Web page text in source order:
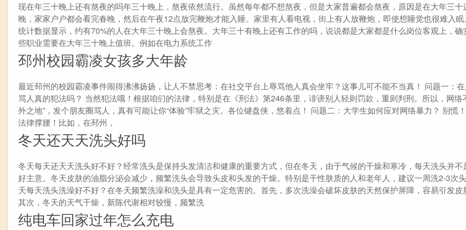
现在年三十晚上还有熬夜的吗年三十晚上，熬夜依然流行。虽然每年都不想熬夜，但是大家普遍都会熬夜，原因是在大年三十
晚，家家户户都会看完春晚，然后在午夜12点放完鞭炮才能入睡。家里有人看电视，街上有人放鞭炮，即使想睡觉也很难入
统计数据显示，约有70%的人在大年三十晚上会熬夜。大年三十有晚上还有工作的吗，说说都是大家都是什么岗位客观上，确
些职业需要在大年三十晚上值班。例如在电力系统工作
邳州校园霸凌女孩多大年龄
最近邳州的校园霸凌事件闹得沸沸扬扬，让人不禁思考：在社交平台上辱骂他人真会坐牢？这事儿可不能不当真！ 问题一：
骂人真的犯法吗？ 当然犯法哦！根据咱们的法律，特别是在《刑法》第246条里，诽谤别人轻则罚款，重则判刑。所以，网络
外之地”，发个朋友圈骂人，真有可能让你“体验”牢狱之灾。各位键盘侠，悠着点！ 问题二：大学生如何应对网络暴力？ 别慌
法律撑腰！比如，在邳州，
冬天还天天洗头好吗
冬天每天还天天洗头好不好？经常洗头是保持头发清洁和健康的重要方式，但在冬天，由于气候的干燥和寒冷，每天洗头并不
好主意。冬天皮肤的油脂分泌会减少，频繁洗头会导致头皮和头发的干燥。特别是干性肤质的人和老年人，建议一周洗2-3次
天每天洗头洗澡好不好？在冬天频繁洗澡和洗头是具有一定危害的。首先，多次洗澡会破坏皮肤的天然保护屏障，容易引发皮
其次，冬天的天气干燥，新陈代谢相对较慢，频繁洗
纯电车回家过年怎么充电